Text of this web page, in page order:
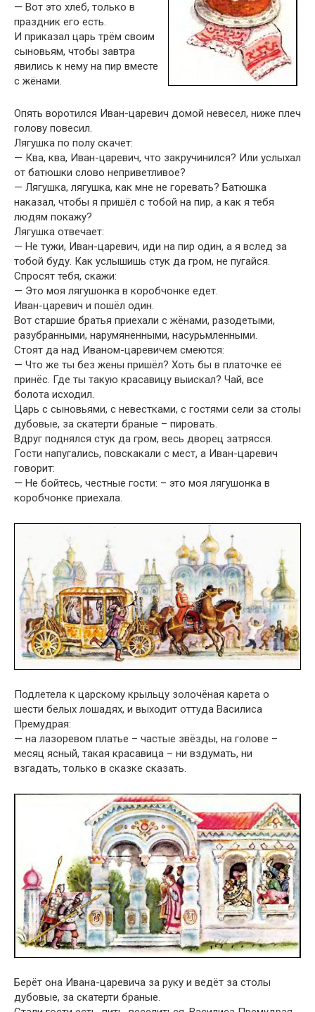
— Вот это хлеб, только в
праздник его есть.
И приказал царь трём своим
сыновьям, чтобы завтра
явились к нему на пир вместе
с жёнами.
Опять воротился Иван-царевич домой невесел, ниже плеч
голову повесил.
Лягушка по полу скачет:
— Ква, ква, Иван-царевич, что закручинился? Или услыхал
от батюшки слово неприветливое?
— Лягушка, лягушка, как мне не горевать? Батюшка
наказал, чтобы я пришёл с тобой на пир, а как я тебя
людям покажу?
Лягушка отвечает:
— Не тужи, Иван-царевич, иди на пир один, а я вслед за
тобой буду. Как услышишь стук да гром, не пугайся.
Спросят тебя, скажи:
— Это моя лягушонка в коробчонке едет.
Иван-царевич и пошёл один.
Вот старшие братья приехали с жёнами, разодетыми,
разубранными, нарумяненными, насурьмленными.
Стоят да над Иваном-царевичем смеются:
— Что же ты без жены пришёл? Хоть бы в платочке её
принёс. Где ты такую красавицу выискал? Чай, все
болота исходил.
Царь с сыновьями, с невестками, с гостями сели за столы
дубовые, за скатерти браные – пировать.
Вдруг поднялся стук да гром, весь дворец затрясся.
Гости напугались, повскакали с мест, а Иван-царевич
говорит:
— Не бойтесь, честные гости: – это моя лягушонка в
коробчонке приехала.
Подлетела к царскому крыльцу золочёная карета о
шести белых лошадях, и выходит оттуда Василиса
Премудрая:
— на лазоревом платье – частые звёзды, на голове –
месяц ясный, такая красавица – ни вздумать, ни
взгадать, только в сказке сказать.
Берёт она Ивана-царевича за руку и ведёт за столы
дубовые, за скатерти браные.